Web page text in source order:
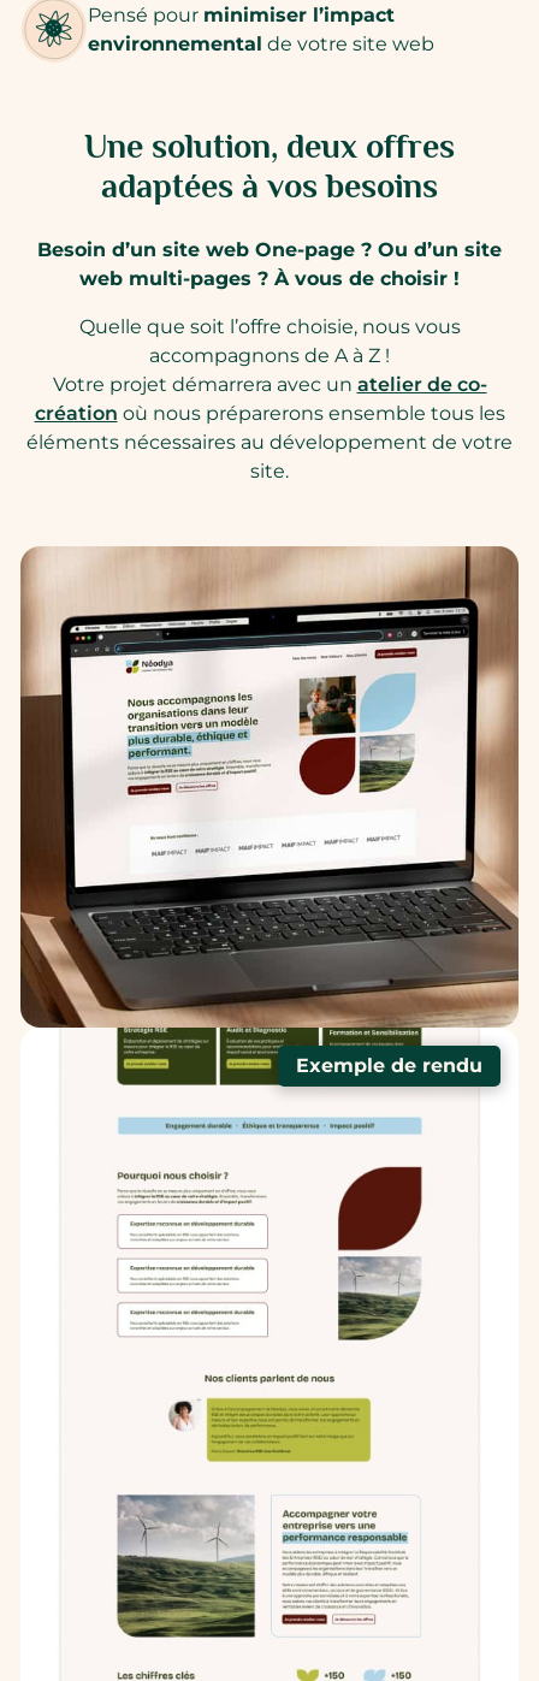
Pensé pour minimiser l’impact
environnemental de votre site web
Une solution, deux offres
adaptées à vos besoins
Besoin d’un site web One-page ? Ou d’un site
web multi-pages ? À vous de choisir !
Quelle que soit l’offre choisie, nous vous
accompagnons de A à Z !
Votre projet démarrera avec un atelier de co-
création où nous préparerons ensemble tous les
éléments nécessaires au développement de votre
site.
Exemple de rendu